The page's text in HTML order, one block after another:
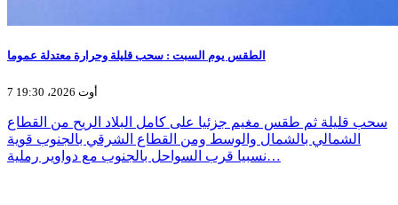
الطقس يوم السبت : سحب قليلة وحرارة معتدلة عموما
7 أوت 2026، 19:30
سحب قليلة ثم طقس مغيم جزئيا على كامل البلاد الريح من القطاع
الشمالي بالشمال والوسط ومن القطاع الشرقي بالجنوب قوية
نسبيا قرب السواحل بالجنوب مع دواوير رملية…